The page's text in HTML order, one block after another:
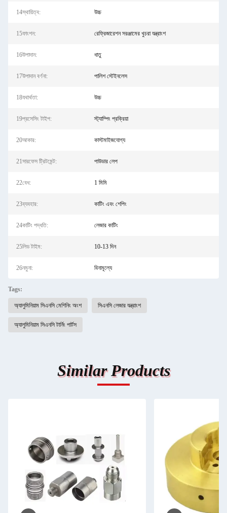
14স্থায়িত্ব: উচ্চ
15ফাংশন: রেফ্রিজারেশন সরঞ্জামের খুচরা যন্ত্রাংশ
16উপাদান: ধাতু
17উপাদান বর্ণনা: পালিশ স্টেইনলেস
18যথার্থতা: উচ্চ
19প্রসেসিং টাইপ: স্ট্যাম্পিং প্রক্রিয়া
20আকার: কাস্টমাইজযোগ্য
21সারফেস ট্রিটমেন্ট: পাউডার লেপ
22বেধ: 1 মিমি
23ব্যবহার: কাটিং এবং শেপিং
24কাটিং পদ্ধতি: লেজার কাটিং
25লিড টাইম: 10-13 দিন
26নমুনা: বিনামূল্যে
Tags:
অ্যালুমিনিয়াম সিএনসি মেশিনিং অংশ সিএনসি লেজার যন্ত্রাংশ
অ্যালুমিনিয়াম সিএনসি টার্নিং পার্টস
Similar Products